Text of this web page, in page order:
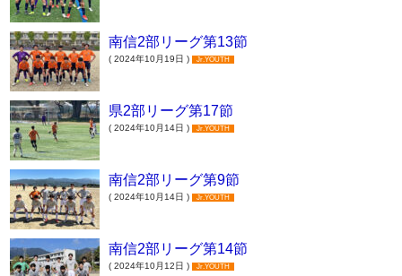
南信2部リーグ第13節
( 2024年10月19日 ) Jr.YOUTH
県2部リーグ第17節
( 2024年10月14日 ) Jr.YOUTH
南信2部リーグ第9節
( 2024年10月14日 ) Jr.YOUTH
南信2部リーグ第14節
( 2024年10月12日 ) Jr.YOUTH